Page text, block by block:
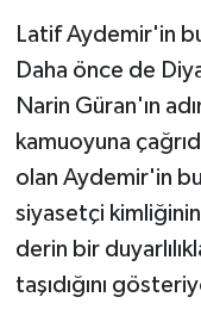
Latif Aydemir'in
Daha önce de
Narin Güran'ın
kamuoyuna
olan Aydemir'in
siyasetçi
derin bir
taşıdığını